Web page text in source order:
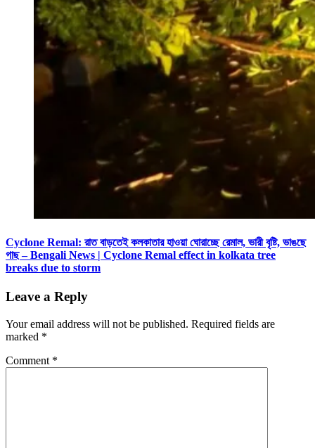
Cyclone Remal: রাত বাড়তেই কলকাতার হাওয়া ঘোরাচ্ছে রেমাল, ভারী বৃষ্টি, ভাঙছে
গাছ – Bengali News | Cyclone Remal effect in kolkata tree
breaks due to storm
Leave a Reply
Your email address will not be published. Required fields are
marked *
Comment *